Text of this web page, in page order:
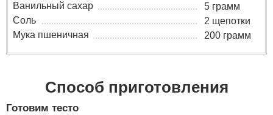
Ванильный сахар
5 грамм
Соль
2 щепотки
Мука пшеничная
200 грамм
Способ приготовления
Готовим тесто